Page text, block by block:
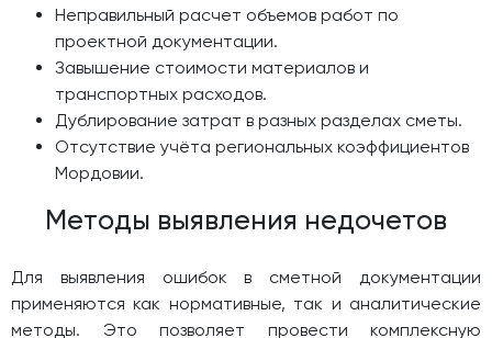
Неправильный расчет объемов работ по
проектной документации.
Завышение стоимости материалов и
транспортных расходов.
Дублирование затрат в разных разделах сметы.
Отсутствие учёта региональных коэффициентов
Мордовии.
Методы выявления недочетов
Для выявления ошибок в сметной документации
применяются как нормативные, так и аналитические
методы. Это позволяет провести комплексную